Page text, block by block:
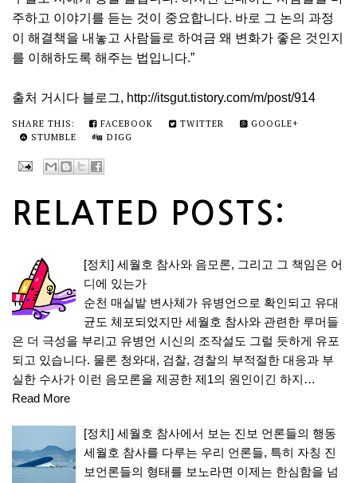
주하고 이야기를 듣는 것이 중요합니다. 바로 그 논의 과정
이 해결책을 내놓고 사람들로 하여금 왜 변화가 좋은 것인지
를 이해하도록 해주는 법입니다.”
출처 거시다 블로그, http://itsgut.tistory.com/m/post/914
SHARE THIS: FACEBOOK TWITTER
GOOGLE+
STUMBLE
DIGG
RELATED POSTS:
[정치] 세월호 참사와 음모론, 그리고 그 책임은 어
디에 있는가
순천 매실밭 변사체가 유병언으로 확인되고 유대
균도 체포되었지만 세월호 참사와 관련한 루머들
은 더 극성을 부리고 유병언 시신의 조작설도 그럴 듯하게 유포
되고 있습니다. 물론 청와대, 검찰, 경찰의 부적절한 대응과 부
실한 수사가 이런 음모론을 제공한 제1의 원인이긴 하지…
Read More
[정치] 세월호 참사에서 보는 진보 언론들의 행동
세월호 참사를 다루는 우리 언론들, 특히 자칭 진
보언론들의 형태를 보노라면 이제는 한심함을 넘